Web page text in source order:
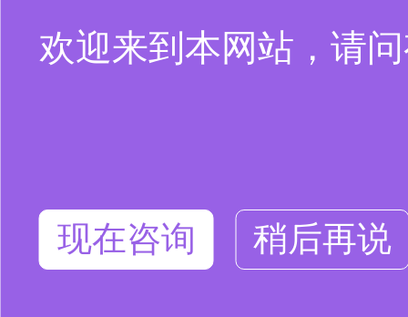
欢迎来到本网站，请
现在咨询 稍后再说